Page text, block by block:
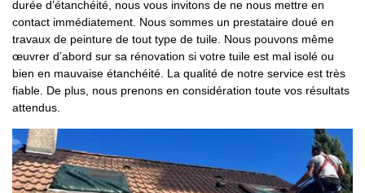
durée d’étanchéité, nous vous invitons de ne nous mettre en
contact immédiatement. Nous sommes un prestataire doué en
travaux de peinture de tout type de tuile. Nous pouvons même
œuvrer d’abord sur sa rénovation si votre tuile est mal isolé ou
bien en mauvaise étanchéité. La qualité de notre service est très
fiable. De plus, nous prenons en considération toute vos résultats
attendus.